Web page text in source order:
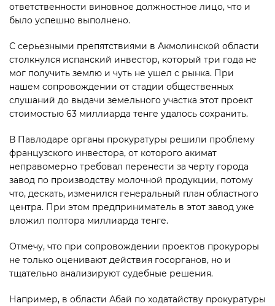
ответственности виновное должностное лицо, что и
было успешно выполнено.
С серьезными препятствия­ми в Акмолинской области
столк­нулся испанский инвестор, который три года не
мог получить землю и чуть не ушел с рынка. При
нашем сопровождении от стадии общественных
слушаний до выдачи земельного участка этот проект
стои­мостью 63 миллиарда тенге удалось сохранить.
В Павлодаре органы прокуратуры решили проблему
французского инвестора, от которого акимат
неправомерно требовал перенести за черту города
завод по производству молочной продукции, потому
что, дескать, изменился генеральный план областного
центра. При этом предприниматель в этот завод уже
вложил полтора миллиарда тенге.
Отмечу, что при сопровождении проектов прокуроры
не только оценивают действия госорганов, но и
тщательно анализируют судебные решения.
Например, в области Абай по ходатайству прокуратуры